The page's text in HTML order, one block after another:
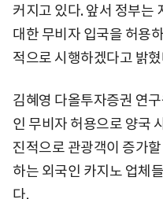
커지고 있다. 앞서 정부는
대한 무비자 입국을 허용
적으로 시행하겠다고 밝
김혜영 다올투자증권 연
인 무비자 허용으로 양국
진적으로 관광객이 증가
하는 외국인 카지노 업체
다.